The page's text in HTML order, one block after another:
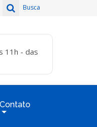
Busca
11h - das
Contato